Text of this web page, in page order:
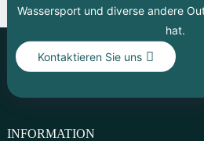
Wassersport und diverse andere
hat.
Kontaktieren Sie uns
INFORMATION